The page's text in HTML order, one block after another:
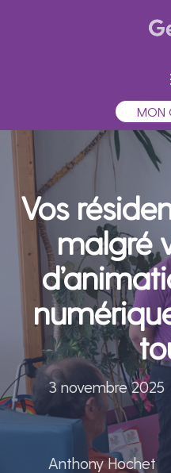
MON
Vos
malgré
3 novembre 2025
Anthony Hochet